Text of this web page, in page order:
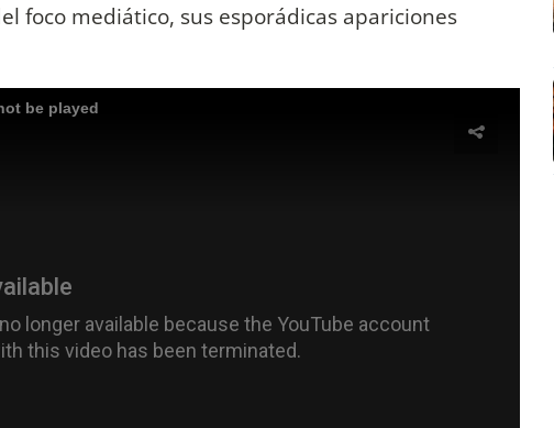
foco mediático, sus esporádicas apariciones